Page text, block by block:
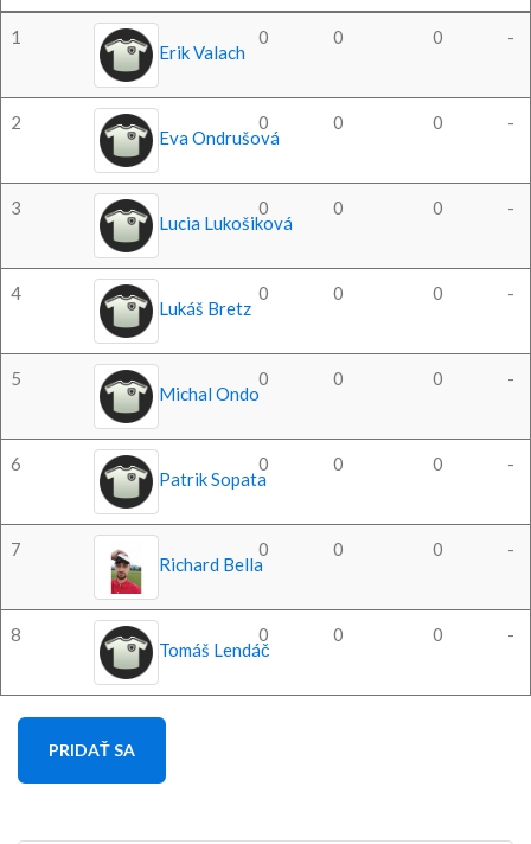
1
Erik Valach
0 0 0 -
2
Eva Ondrušová
0 0 0 -
3
Lucia Lukošiková
0 0 0 -
4
Lukáš Bretz
0 0 0 -
5
Michal Ondo
0 0 0 -
6
Patrik Sopata
0 0 0 -
7
Richard Bella
0 0 0 -
8
Tomáš Lendáč
0 0 0 -
PRIDAŤ SA